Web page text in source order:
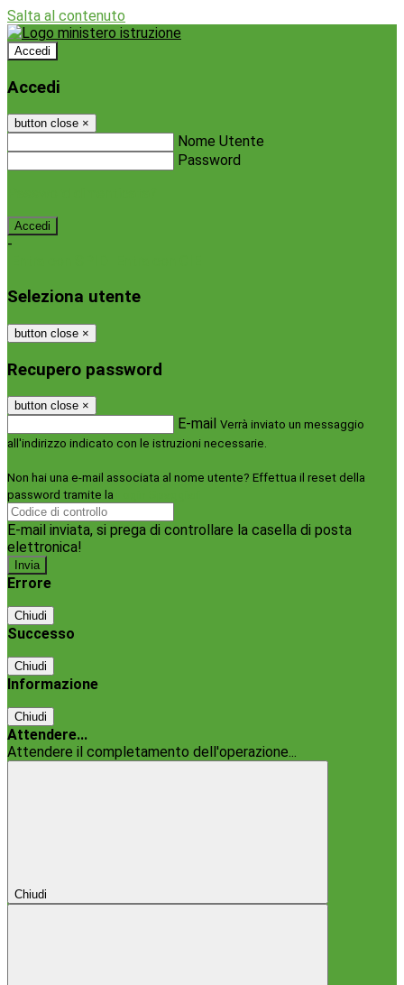
Salta al contenuto
Accedi
Accedi
button close ×
Nome Utente
Password
-
Seleziona utente
button close ×
Recupero password
button close ×
E-mail Verrà inviato un messaggio
all'indirizzo indicato con le istruzioni necessarie.
Non hai una e-mail associata al nome utente? Effettua il reset della
password tramite la
E-mail inviata, si prega di controllare la casella di posta
elettronica!
Errore
Chiudi
Successo
Chiudi
Informazione
Chiudi
Attendere...
Attendere il completamento dell'operazione...
Chiudi